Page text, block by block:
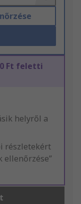
Ft feletti
helyről a
részletekért
ellenőrzése”